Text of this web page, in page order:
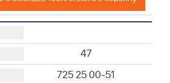
47
725 25 00-51